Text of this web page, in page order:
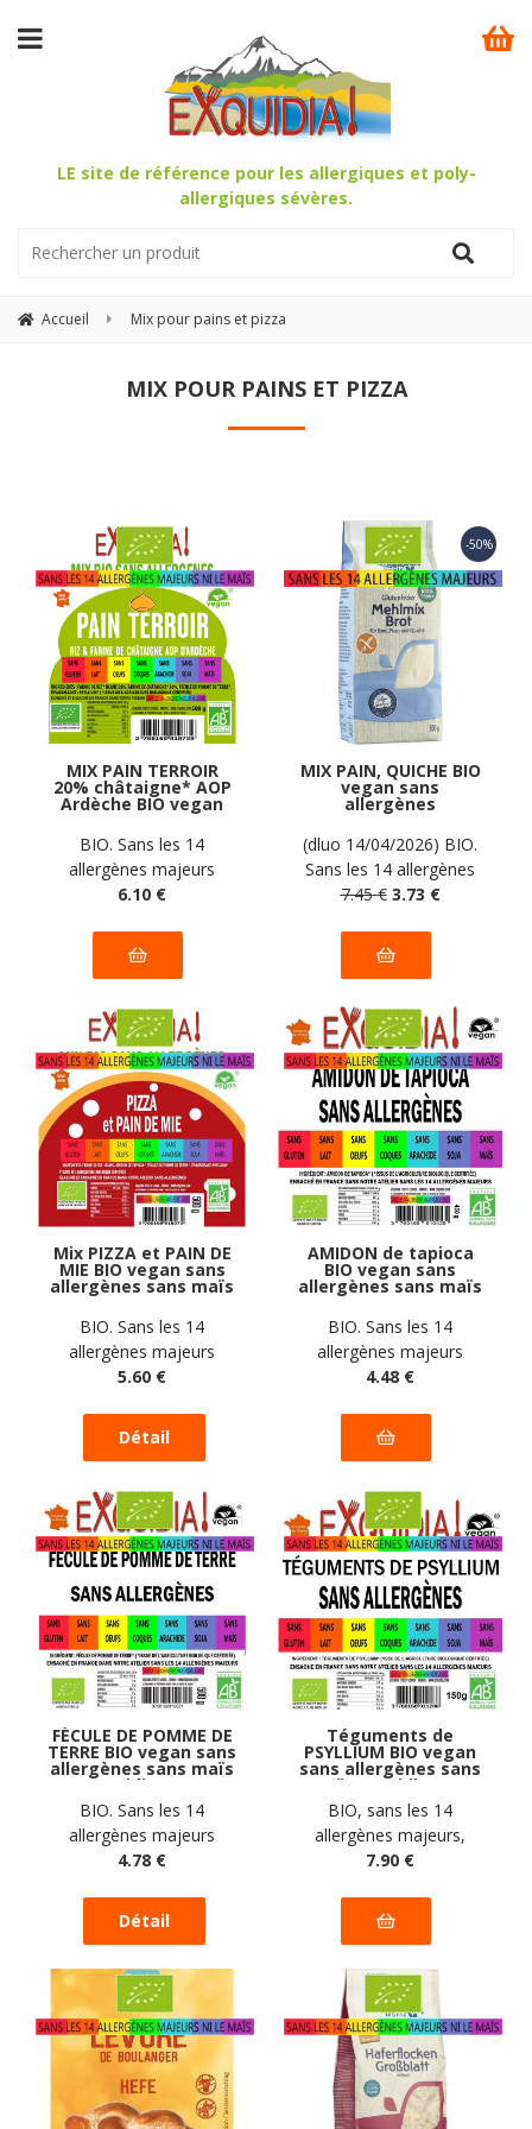
LE site de référence pour les allergiques et poly-
allergiques sévères.
Accueil Mix pour pains et pizza
MIX POUR PAINS ET PIZZA
MIX PAIN TERROIR
20% châtaigne* AOP
Ardèche BIO vegan
sans allergènes sans
maïs Exquidia : 500
grammes
BIO. Sans les 14
allergènes majeurs
6.10 €
MIX PAIN, QUICHE BIO
vegan sans
allergènes
Spielberger : 500
grammes
(dluo 14/04/2026) BIO.
Sans les 14 allergènes
majeurs
7.45 € 3.73 €
Mix PIZZA et PAIN DE
MIE BIO vegan sans
allergènes sans maïs
Exquidia : 500
grammes
BIO. Sans les 14
allergènes majeurs
5.60 €
AMIDON de tapioca
BIO vegan sans
allergènes sans maïs
Exquidia : 450
grammes
BIO. Sans les 14
allergènes majeurs
4.48 €
FÉCULE DE POMME DE
TERRE BIO vegan sans
allergènes sans maïs
Exquidia : 500
grammes
BIO. Sans les 14
allergènes majeurs
4.78 €
Téguments de
PSYLLIUM BIO vegan
sans allergènes sans
maïs Exquidia : 150
grammes
BIO, sans les 14
allergènes majeurs,
sans maïs
7.90 €